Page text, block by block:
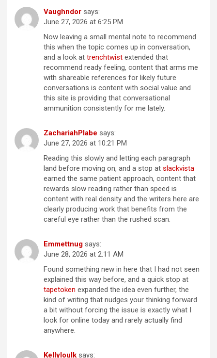
Vaughndor says:
June 27, 2026 at 6:25 PM
Now leaving a small mental note to recommend
this when the topic comes up in conversation,
and a look at trenchtwist extended that
recommend ready feeling, content that arms me
with shareable references for likely future
conversations is content with social value and
this site is providing that conversational
ammunition consistently for me lately.
ZachariahPlabe says:
June 27, 2026 at 10:21 PM
Reading this slowly and letting each paragraph
land before moving on, and a stop at slackvista
earned the same patient approach, content that
rewards slow reading rather than speed is
content with real density and the writers here are
clearly producing work that benefits from the
careful eye rather than the rushed scan.
Emmettnug says:
June 28, 2026 at 2:11 AM
Found something new in here that I had not seen
explained this way before, and a quick stop at
tapetoken expanded the idea even further, the
kind of writing that nudges your thinking forward
a bit without forcing the issue is exactly what I
look for online today and rarely actually find
anywhere.
Kellyloulk says: